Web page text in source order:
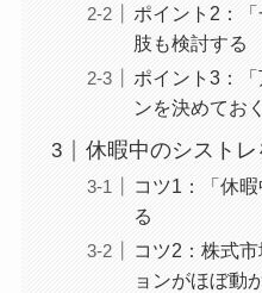
ポイント2：
肢も検討する
ポイント3：
ンを決めておく
休暇中のシスト
コツ1：「休
る
コツ2：株式
ョンがほぼ動